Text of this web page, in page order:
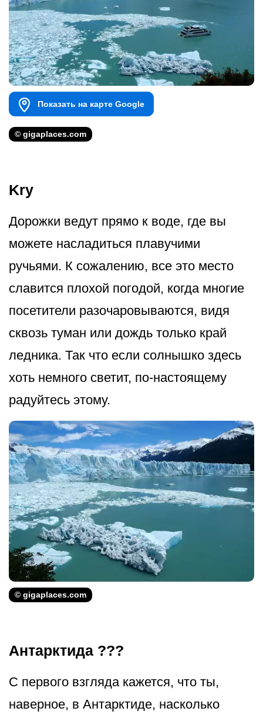
Показать на карте Google
© gigaplaces.com
Kry
Дорожки ведут прямо к воде, где вы
можете насладиться плавучими
ручьями. К сожалению, все это место
славится плохой погодой, когда многие
посетители разочаровываются, видя
сквозь туман или дождь только край
ледника. Так что если солнышко здесь
хоть немного светит, по-настоящему
радуйтесь этому.
© gigaplaces.com
Антарктида ???
С первого взгляда кажется, что ты,
наверное, в Антарктиде, насколько